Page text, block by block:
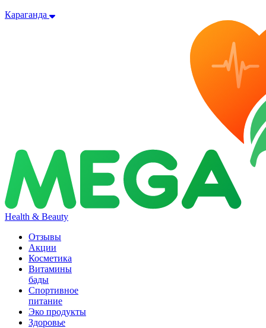
Караганда
Health & Beauty
Отзывы
Акции
Косметика
Витамины
бады
Спортивное
питание
Эко продукты
Здоровье